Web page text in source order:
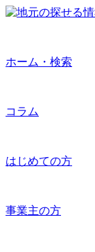
ホーム・検索
コラム
はじめての方
事業主の方